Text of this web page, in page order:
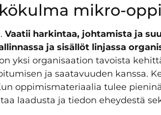
mikro-
Vaatii harkintaa, johtamista ja
ja sisällöt linjassa
yksi organisaation tavoista
ja saatavuuden kanssa.
oppimismateriaalia tulee
laadusta ja tiedon eheydestä